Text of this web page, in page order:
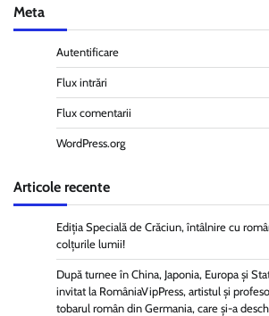
Meta
Autentificare
Flux intrări
Flux comentarii
WordPress.org
Articole recente
Ediția Specială de Crăciun, întâlnire cu
colțurile lumii!
După turnee în China, Japonia, Europa și
invitat la RomâniaVipPress, artistul și
tobarul român din Germania, care și-a